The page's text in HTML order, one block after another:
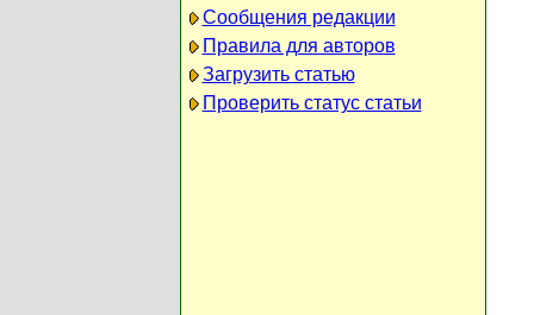
Сообщения редакции
Правила для авторов
Загрузить статью
Проверить статус статьи